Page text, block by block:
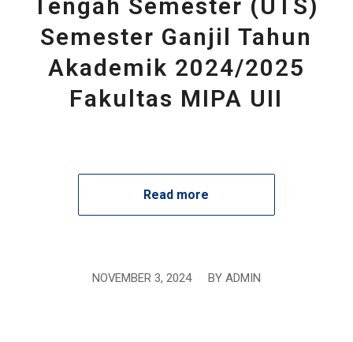
Tengah Semester (UTS)
Semester Ganjil Tahun
Akademik 2024/2025
Fakultas MIPA UII
Read more
NOVEMBER 3, 2024
/ BY ADMIN